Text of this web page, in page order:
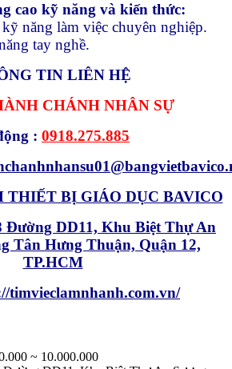
cao kỹ năng và kiến thức:
năng làm việc chuyên nghiệp.
tay nghề.
TIN LIÊN HỆ
CHÁNH NHÂN SỰ
: 0918.275.885
THIẾT BỊ GIÁO DỤC BAVICO
Đường DD11, Khu Biệt Thự An
Tân Hưng Thuận, Quận 12,
TP.HCM
timvieclamnhanh.com.vn/
~ 10.000.000